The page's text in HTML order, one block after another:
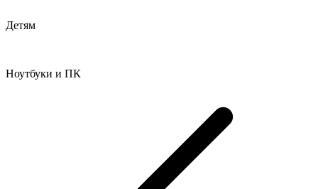
Детям
Ноутбуки и ПК